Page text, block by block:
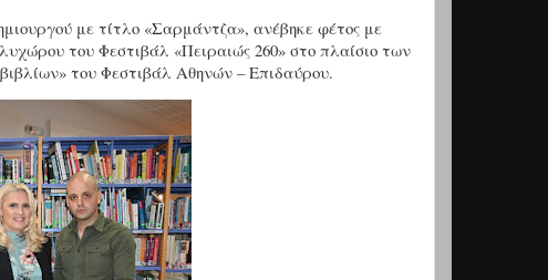
με τίτλο «Σαρμάντζα», ανέβηκε φέτος με
του Φεστιβάλ «Πειραιώς 260» στο πλαίσιο των
του Φεστιβάλ Αθηνών – Επιδαύρου.